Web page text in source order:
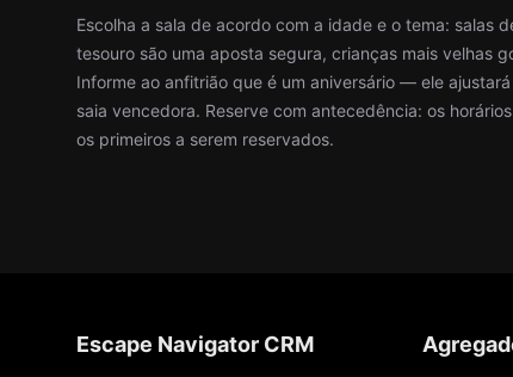
Escolha a sala de acordo com a idade e o tema: salas
tesouro são uma aposta segura, crianças mais velhas
Informe ao anfitrião que é um aniversário — ele
saia vencedora. Reserve com antecedência: os
os primeiros a serem reservados.
Escape Navigator CRM